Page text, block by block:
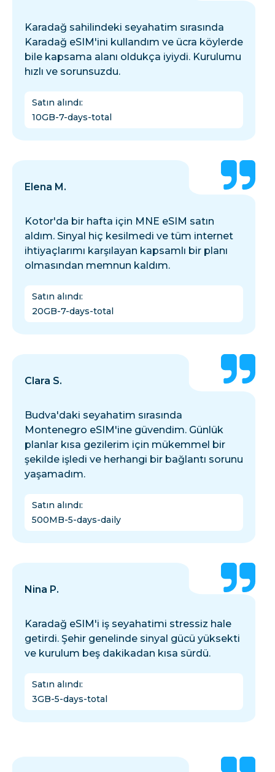
Karadağ sahilindeki seyahatim sırasında
Karadağ eSIM'ini kullandım ve ücra köylerde
bile kapsama alanı oldukça iyiydi. Kurulumu
hızlı ve sorunsuzdu.
Satın alındı:
10GB-7-days-total
Elena M.
Kotor'da bir hafta için MNE eSIM satın
aldım. Sinyal hiç kesilmedi ve tüm internet
ihtiyaçlarımı karşılayan kapsamlı bir planı
olmasından memnun kaldım.
Satın alındı:
20GB-7-days-total
Clara S.
Budva'daki seyahatim sırasında
Montenegro eSIM'ine güvendim. Günlük
planlar kısa gezilerim için mükemmel bir
şekilde işledi ve herhangi bir bağlantı sorunu
yaşamadım.
Satın alındı:
500MB-5-days-daily
Nina P.
Karadağ eSIM'i iş seyahatimi stressiz hale
getirdi. Şehir genelinde sinyal gücü yüksekti
ve kurulum beş dakikadan kısa sürdü.
Satın alındı:
3GB-5-days-total